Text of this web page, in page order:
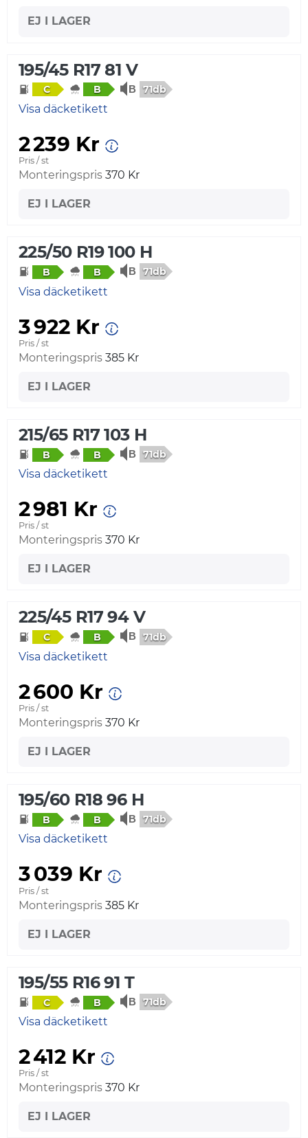
EJ I LAGER
195/45 R17 81 V
C B 71db
Visa däcketikett
2 239 Kr
Pris / st
Monteringspris 370 Kr
EJ I LAGER
225/50 R19 100 H
B B 71db
Visa däcketikett
3 922 Kr
Pris / st
Monteringspris 385 Kr
EJ I LAGER
215/65 R17 103 H
B B 71db
Visa däcketikett
2 981 Kr
Pris / st
Monteringspris 370 Kr
EJ I LAGER
225/45 R17 94 V
C B 71db
Visa däcketikett
2 600 Kr
Pris / st
Monteringspris 370 Kr
EJ I LAGER
195/60 R18 96 H
B B 71db
Visa däcketikett
3 039 Kr
Pris / st
Monteringspris 385 Kr
EJ I LAGER
195/55 R16 91 T
C B 71db
Visa däcketikett
2 412 Kr
Pris / st
Monteringspris 370 Kr
EJ I LAGER